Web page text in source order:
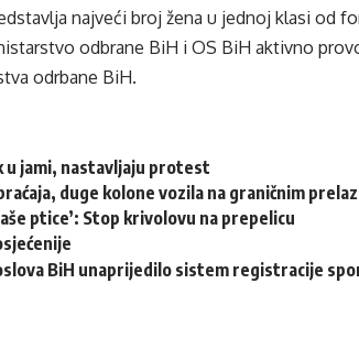
najveći broj žena u jednoj klasi od
odbrane BiH i OS BiH aktivno
odrbane BiH.
u jami, nastavljaju protest
duge kolone vozila na graničnim
ptice’: Stop krivolovu na prepelicu
BiH unaprijedilo sistem registracije